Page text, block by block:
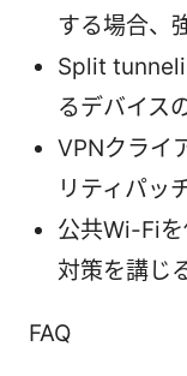
する場合、
Split
るデバイス
VPNクライ
リティパッ
公共Wi-Fiを
対策を講じ
FAQ